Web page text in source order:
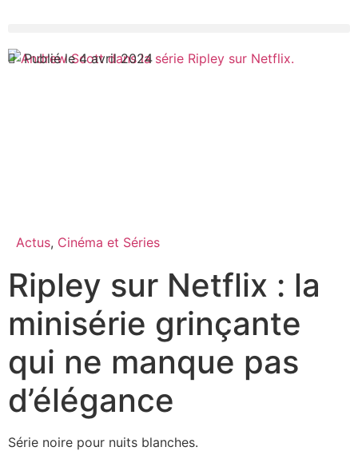
Actus, Cinéma et Séries
Ripley sur Netflix : la
minisérie grinçante
qui ne manque pas
d’élégance
Série noire pour nuits blanches.
Publié le 4 avril 2024